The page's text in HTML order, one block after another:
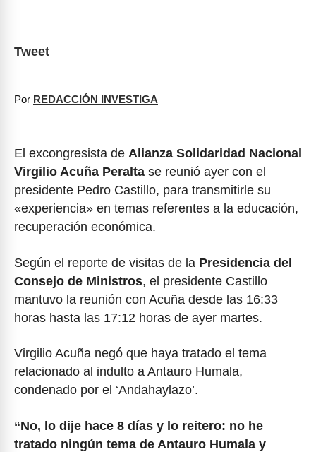
Tweet
Por REDACCIÓN INVESTIGA
El excongresista de Alianza Solidaridad Nacional
Virgilio Acuña Peralta se reunió ayer con el
presidente Pedro Castillo, para transmitirle su
«experiencia» en temas referentes a la educación,
recuperación económica.
Según el reporte de visitas de la Presidencia del
Consejo de Ministros, el presidente Castillo
mantuvo la reunión con Acuña desde las 16:33
horas hasta las 17:12 horas de ayer martes.
Virgilio Acuña negó que haya tratado el tema
relacionado al indulto a Antauro Humala,
condenado por el ‘Andahaylazo’.
“No, lo dije hace 8 días y lo reitero: no he
tratado ningún tema de Antauro Humala y